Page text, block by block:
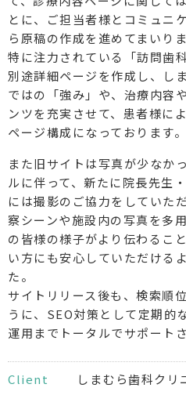
とに、ご担当者様とコミュニ
ら原稿の作成を進めてまいりま
特に注力されている「訪問歯
別途詳細ページを作成し、し
ではの「強み」や、治療内容
ンツを充実させて、患者様に
ページ構成になっております。
また旧サイトは写真が少なか
ルに伴って、新たに院長先生
には撮影のご協力をしていた
察シーンや施設内の写真を多
の皆様の様子がより伝わるこ
い方にも安心していただける
た。
サイトリリース後も、検索順
うに、SEO対策として定期的
運用までトータルでサポート
Client しまむら歯科クリ